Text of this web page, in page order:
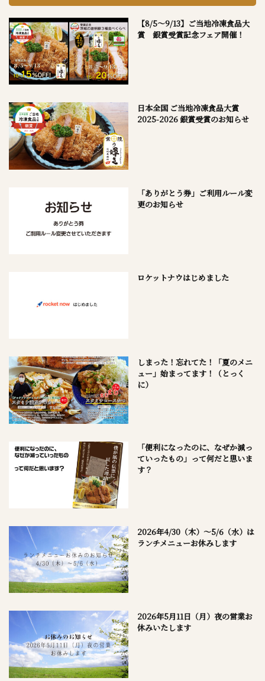
【8/5～9/13】ご当地冷凍食品大
賞 銀賞受賞記念フェア開催！
日本全国 ご当地冷凍食品大賞
2025-2026 銀賞受賞のお知らせ
「ありがとう券」ご利用ルール変
更のお知らせ
ロケットナウはじめました
しまった！忘れてた！「夏のメニ
ュー」始まってます！（とっく
に）
「便利になったのに、なぜか減っ
ていったもの」って何だと思いま
す？
2026年4/30（木）～5/6（水）は
ランチメニューお休みします
2026年5月11日（月）夜の営業お
休みいたします